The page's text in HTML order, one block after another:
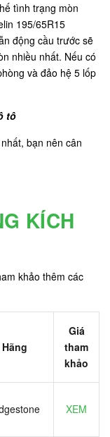
tình trạng mòn
195/65R15
động cầu trước sẽ
nhiều nhất. Nếu có
và đảo hệ 5 lốp
tô
bạn nên cân
KÍCH
khảo thêm các
Hãng
Giá
tham
khảo
XEM